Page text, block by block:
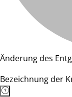
Änderung des
Bezeichnung der